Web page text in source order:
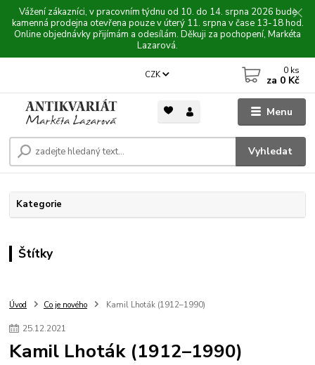
Vážení zákazníci, v pracovním týdnu od 10. do 14. srpna 2026 bude
kamenná prodejna otevřena pouze v úterý 11. srpna v čase 13-18 hod.
Online objednávky přijímám a odesílám. Děkuji za pochopení, Markéta
Lazarová.
Menu
CZK
Vyhledat
0 ks
za 0 Kč
Kategorie
Štítky
Úvod Co je nového Kamil Lhoták (1912–1990)
25.12.2021
Kamil Lhoták (1912–1990)